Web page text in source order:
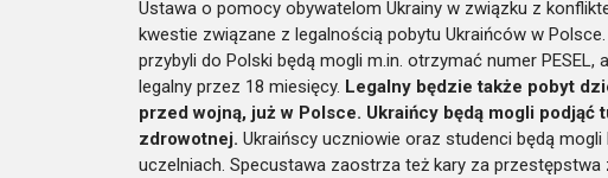
Ustawa o pomocy obywatelom Ukrainy w związku z
kwestie związane z legalnością pobytu Ukraińców w
przybyli do Polski będą mogli m.in. otrzymać numer
legalny przez 18 miesięcy. Legalny będzie także pobyt
przed wojną, już w Polsce. Ukraińcy będą mogli podjąć
zdrowotnej. Ukraińscy uczniowie oraz studenci będą
uczelniach. Specustawa zaostrza też kary za